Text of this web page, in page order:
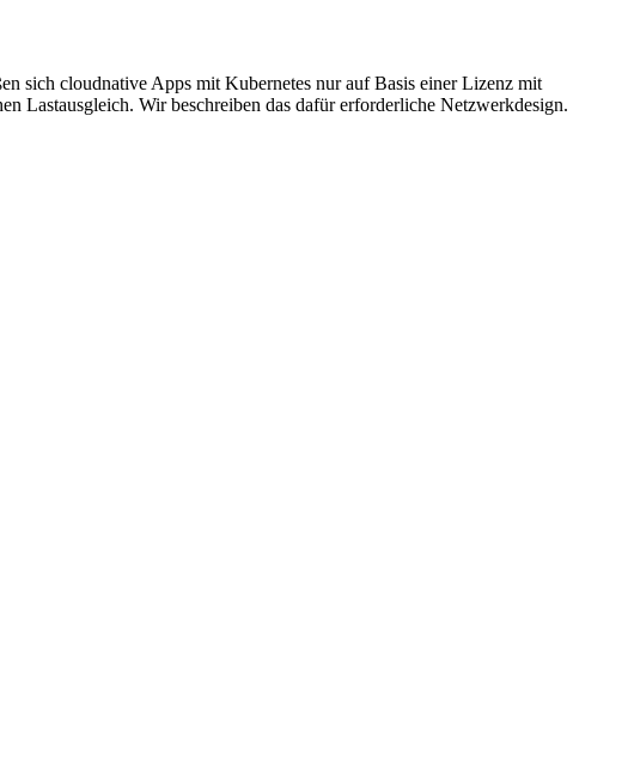
sich cloudnative Apps mit Kubernetes nur auf Basis einer Lizenz mit
Lastausgleich. Wir beschreiben das dafür erforderliche Netzwerkdesign.